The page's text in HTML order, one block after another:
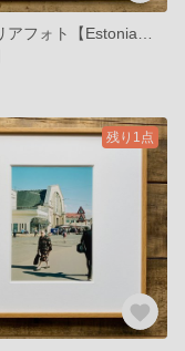
残り1点